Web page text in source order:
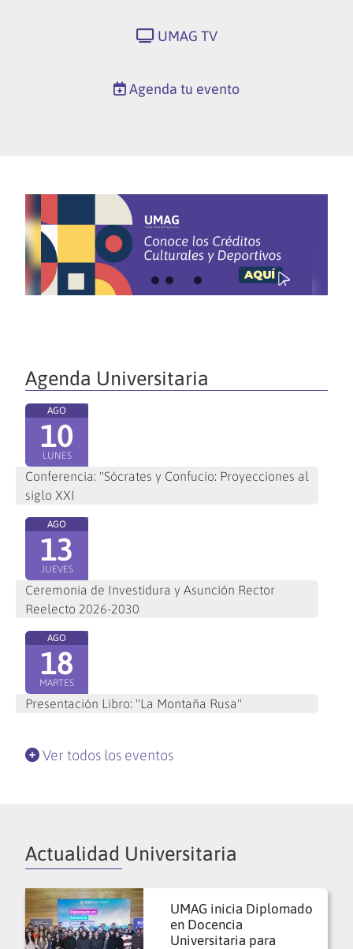
UMAG TV
Agenda tu evento
Agenda Universitaria
AGO
10
LUNES
Conferencia: "Sócrates y Confucio: Proyecciones al
siglo XXI
AGO
13
JUEVES
Ceremonia de Investidura y Asunción Rector
Reelecto 2026-2030
AGO
18
MARTES
Presentación Libro: "La Montaña Rusa"
Ver todos los eventos
Actualidad Universitaria
UMAG inicia Diplomado
en Docencia
Universitaria para